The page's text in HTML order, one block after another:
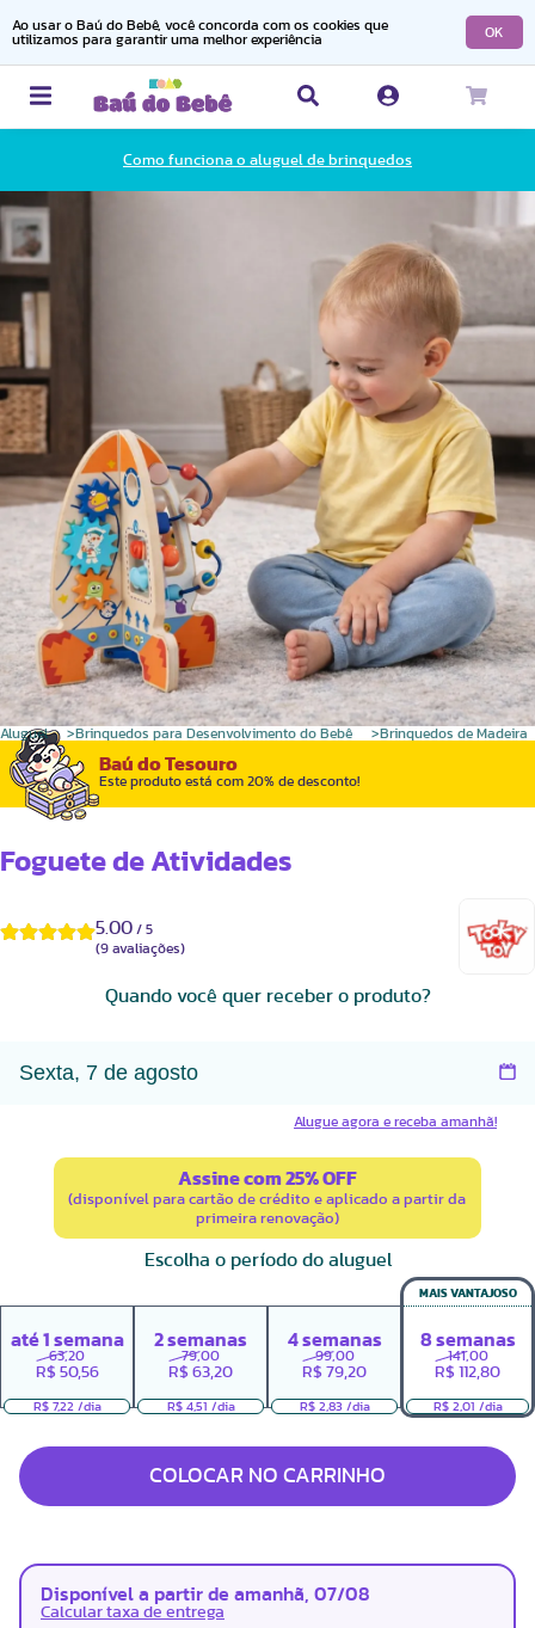
Ao usar o Baú do Bebê, você concorda com os cookies que
utilizamos para garantir uma melhor experiência
OK
Como funciona o aluguel de brinquedos
Aluguel Brinquedos para Desenvolvimento do Bebê Brinquedos de Madeira
Baú do Tesouro
Este produto está com 20% de desconto!
Foguete de Atividades
5.00 / 5
(9 avaliações)
Quando você quer receber o produto?
Alugue agora e receba amanhã!
Assine com 25% OFF
(disponível para cartão de crédito e aplicado a partir da
primeira renovação)
Escolha o período do aluguel
até1 semana
63,20
R$ 50,56
R$ 7,22 /dia
2semanas
79,00
R$ 63,20
R$ 4,51 /dia
4 semanas
99,00
R$ 79,20
R$ 2,83 /dia
MAIS VANTAJOSO
8 semanas
141,00
R$ 112,80
R$ 2,01 /dia
COLOCAR NO CARRINHO
Disponível a partir de amanhã, 07/08
Calcular taxa de entrega